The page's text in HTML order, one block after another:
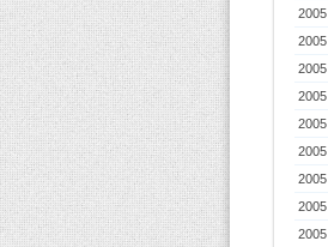
2005
2005
2005
2005
2005
2005
2005
2005
2005